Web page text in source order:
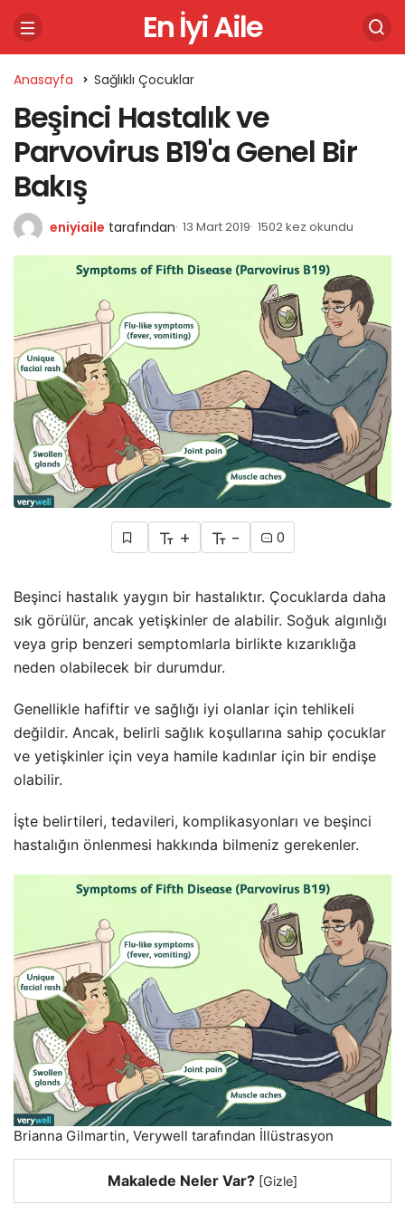
En İyi Aile
Anasayfa Sağlıklı Çocuklar
Beşinci Hastalık ve
Parvovirus B19'a Genel Bir
Bakış
eniyiaile tarafından 13 Mart 2019 1502 kez okundu
+ - 0
Beşinci hastalık yaygın bir hastalıktır. Çocuklarda daha
sık görülür, ancak yetişkinler de alabilir. Soğuk algınlığı
veya grip benzeri semptomlarla birlikte kızarıklığa
neden olabilecek bir durumdur.
Genellikle hafiftir ve sağlığı iyi olanlar için tehlikeli
değildir. Ancak, belirli sağlık koşullarına sahip çocuklar
ve yetişkinler için veya hamile kadınlar için bir endişe
olabilir.
İşte belirtileri, tedavileri, komplikasyonları ve beşinci
hastalığın önlenmesi hakkında bilmeniz gerekenler.
Brianna Gilmartin, Verywell tarafından İllüstrasyon
Makalede Neler Var? [Gizle]